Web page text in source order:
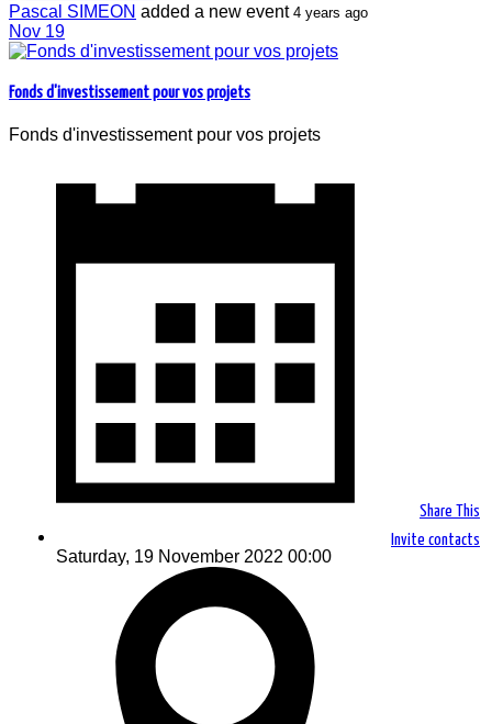
Pascal SIMEON added a new event4 years ago
Nov 19
1 434 people and companies follow the
news of the event Fonds d'investissement
pour vos projets
Fonds d'investissement pour vos projets
Fonds d'investissement pour vos projets
Saturday, 19 November 2022 00:00
Share This
Invite contacts